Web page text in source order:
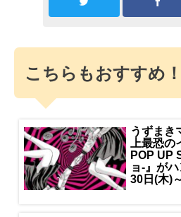
こちらもおすすめ！
うずまき
上最恐
POP UP
ョ-』が
30日(木)